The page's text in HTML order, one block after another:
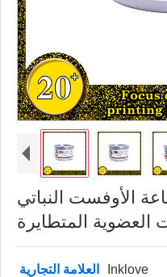
حبر طباعة الأوفست النباتي
العضوية المتطايرة
العلامة التجارية
Inklove